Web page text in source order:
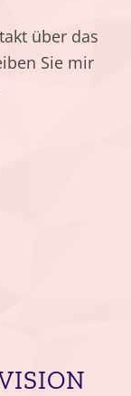
über das
Sie mir